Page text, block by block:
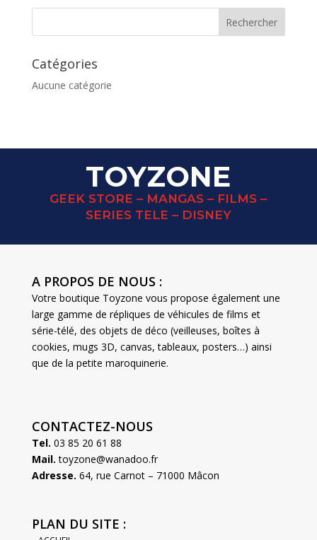
Catégories
Aucune catégorie
TOYZONE
GEEK STORE – MANGAS – FILMS –
SERIES TELE – DISNEY
A PROPOS DE NOUS :
Votre boutique Toyzone vous propose également une
large gamme de répliques de véhicules de films et
série-télé, des objets de déco (veilleuses, boîtes à
cookies, mugs 3D, canvas, tableaux, posters…) ainsi
que de la petite maroquinerie.
CONTACTEZ-NOUS
Tel. 03 85 20 61 88
Mail. toyzone@wanadoo.fr
Adresse. 64, rue Carnot – 71000 Mâcon
PLAN DU SITE :